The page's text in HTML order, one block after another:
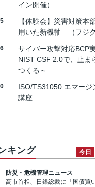
イン開催）
【体験会】災害対策本
用いた新機軸 （フジク
サイバー攻撃対応BCP
NIST CSF 2.0で、止ま
つくる～
ISO/TS31050 エマージ
講座
キング 今日
防災・危機管理ニュース
高市首相、日銀総裁に「国債買